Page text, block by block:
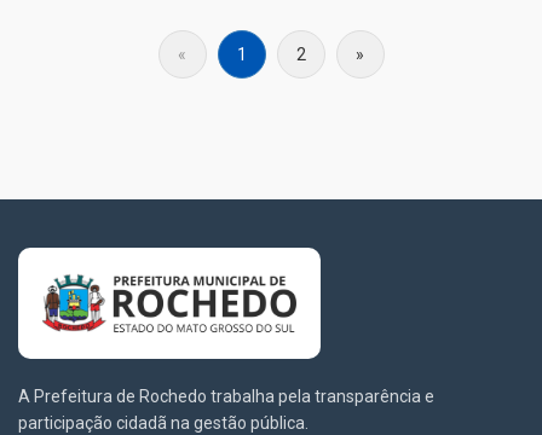
« 1 2 »
A Prefeitura de Rochedo trabalha pela transparência e
participação cidadã na gestão pública.